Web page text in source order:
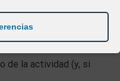
prácticay, sobre todo,
de la actividad (y, si